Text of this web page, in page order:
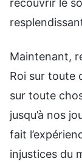
Maintenant,
Roi sur toute
sur toute
jusqu’à nos
fait
injustices du